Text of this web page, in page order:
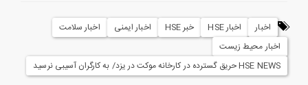
اخبار اخبار HSE خبر HSE اخبار ایمنی
اخبار سلامت
اخبار محیط زیست
HSE NEWS حریق گسترده در کارخانه موکت در یزد/ به کارگران آسیبی نرسید